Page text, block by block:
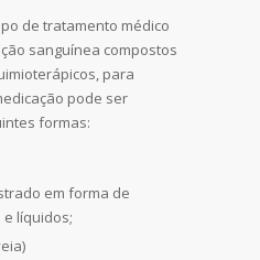
de tratamento médico
sanguínea compostos
para
pode ser
formas:
em forma de
e líquidos;